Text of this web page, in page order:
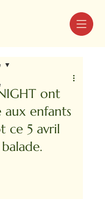
MENU
ont
enfants
ce 5 avril